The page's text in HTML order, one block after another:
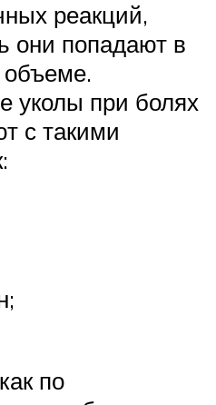
реакций,
они попадают в
уколы при болях
с такими
по